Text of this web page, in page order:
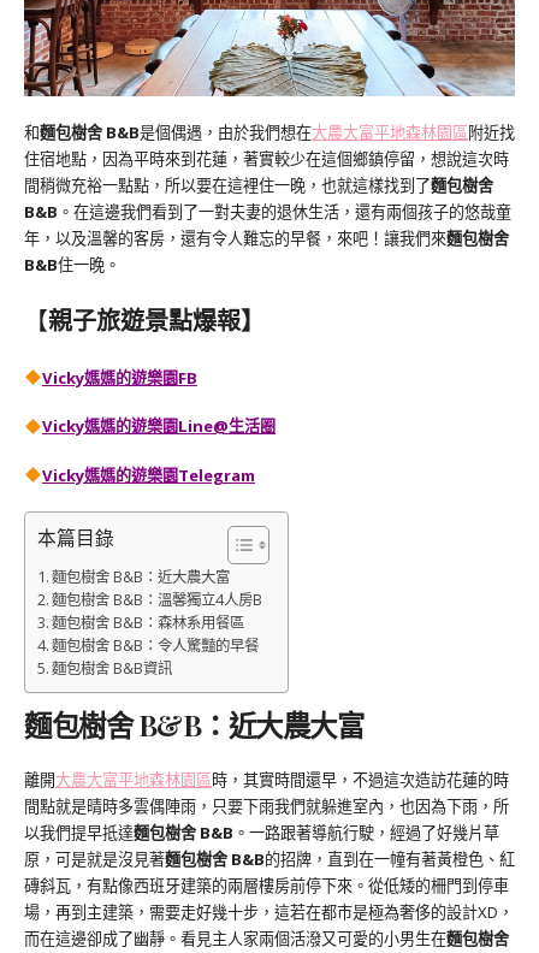
和麵包樹舍 B&B是個偶遇，由於我們想在大農大富平地森林園區附近找
住宿地點，因為平時來到花蓮，著實較少在這個鄉鎮停留，想說這次時
間稍微充裕一點點，所以要在這裡住一晚，也就這樣找到了麵包樹舍
B&B 。在這邊我們看到了一對夫妻的退休生活，還有兩個孩子的悠哉童
年，以及溫馨的客房，還有令人難忘的早餐，來吧！讓我們來麵包樹舍
B&B住一晚。
【親子旅遊景點爆報】
Vicky媽媽的遊樂園FB
Vicky媽媽的遊樂園Line@生活圈
Vicky媽媽的遊樂園Telegram
本篇目錄
麵包樹舍 B&B：近大農大富
麵包樹舍 B&B：溫馨獨立4人房B
麵包樹舍 B&B：森林系用餐區
麵包樹舍 B&B：令人驚豔的早餐
麵包樹舍 B&B資訊
麵包樹舍 B&B：近大農大富
離開大農大富平地森林園區時，其實時間還早，不過這次造訪花蓮的時
間點就是晴時多雲偶陣雨，只要下雨我們就躲進室內，也因為下雨，所
以我們提早抵達麵包樹舍 B&B 。一路跟著導航行駛，經過了好幾片草
原，可是就是沒見著麵包樹舍 B&B的招牌，直到在一幢有著黃橙色、紅
磚斜瓦，有點像西班牙建築的兩層樓房前停下來。從低矮的柵門到停車
場，再到主建築，需要走好幾十步，這若在都市是極為奢侈的設計XD，
而在這邊卻成了幽靜。看見主人家兩個活潑又可愛的小男生在麵包樹舍